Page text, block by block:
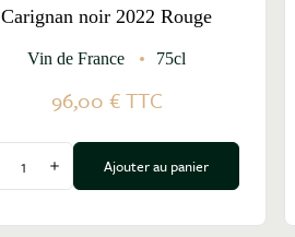
Carignan noir 2022 Rouge
Vin de France 75cl
96,00 €TTC
Diminuer la quantité
Augmenter la quantité
Ajouter au panier